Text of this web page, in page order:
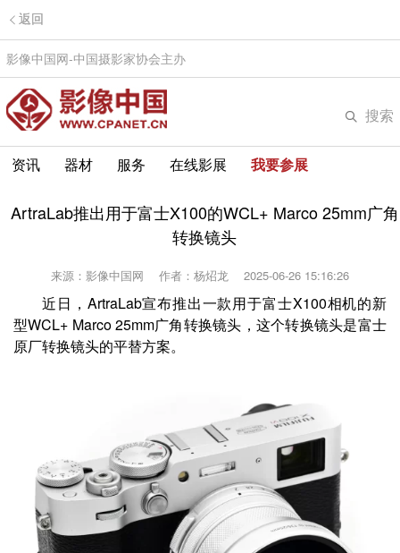
返回
影像中国网-中国摄影家协会主办
搜索
资讯 器材 服务 在线影展 我要参展
ArtraLab推出用于富士X100的WCL+ Marco 25mm广角
转换镜头
来源：影像中国网 作者：杨炤龙 2025-06-26 15:16:26
近日，ArtraLab宣布推出一款用于富士X100相机的新
型WCL+ Marco 25mm广角转换镜头，这个转换镜头是富士
原厂转换镜头的平替方案。